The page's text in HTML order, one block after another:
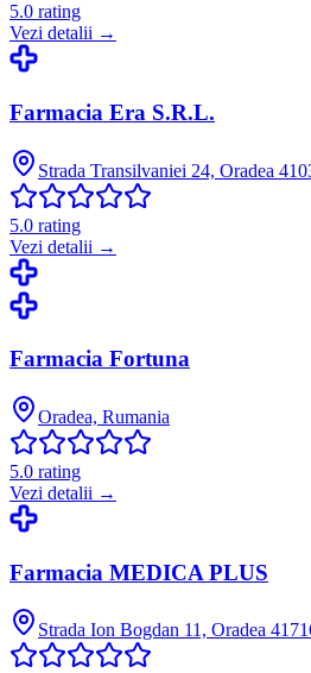
5.0 rating
Vezi detalii →
Farmacia Era S.R.L.
Strada Transilvaniei 24, Oradea
5.0 rating
Vezi detalii →
Farmacia Fortuna
Oradea, Rumania
5.0 rating
Vezi detalii →
Farmacia MEDICA PLUS
Strada Ion Bogdan 11, Oradea